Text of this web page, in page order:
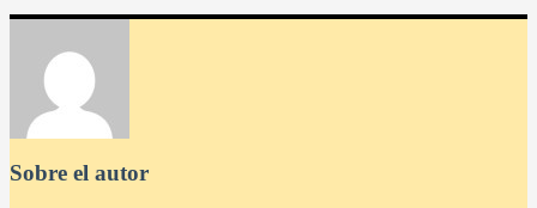
Sobre el autor